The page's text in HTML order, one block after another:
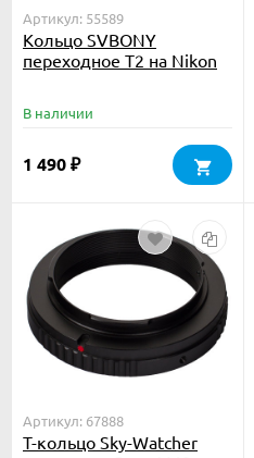
Артикул: 55589
Кольцо SVBONY
переходное T2 на Nikon
В наличии
1 490 ₽
Артикул: 67888
Т-кольцо Sky-Watcher